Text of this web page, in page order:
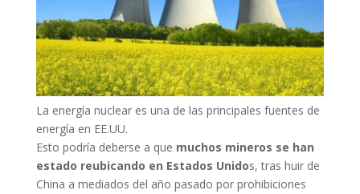
La energía nuclear es una de las principales fuentes de
energía en EE.UU.
Esto podría deberse a que muchos mineros se han
estado reubicando en Estados Unidos, tras huir de
China a mediados del año pasado por prohibiciones